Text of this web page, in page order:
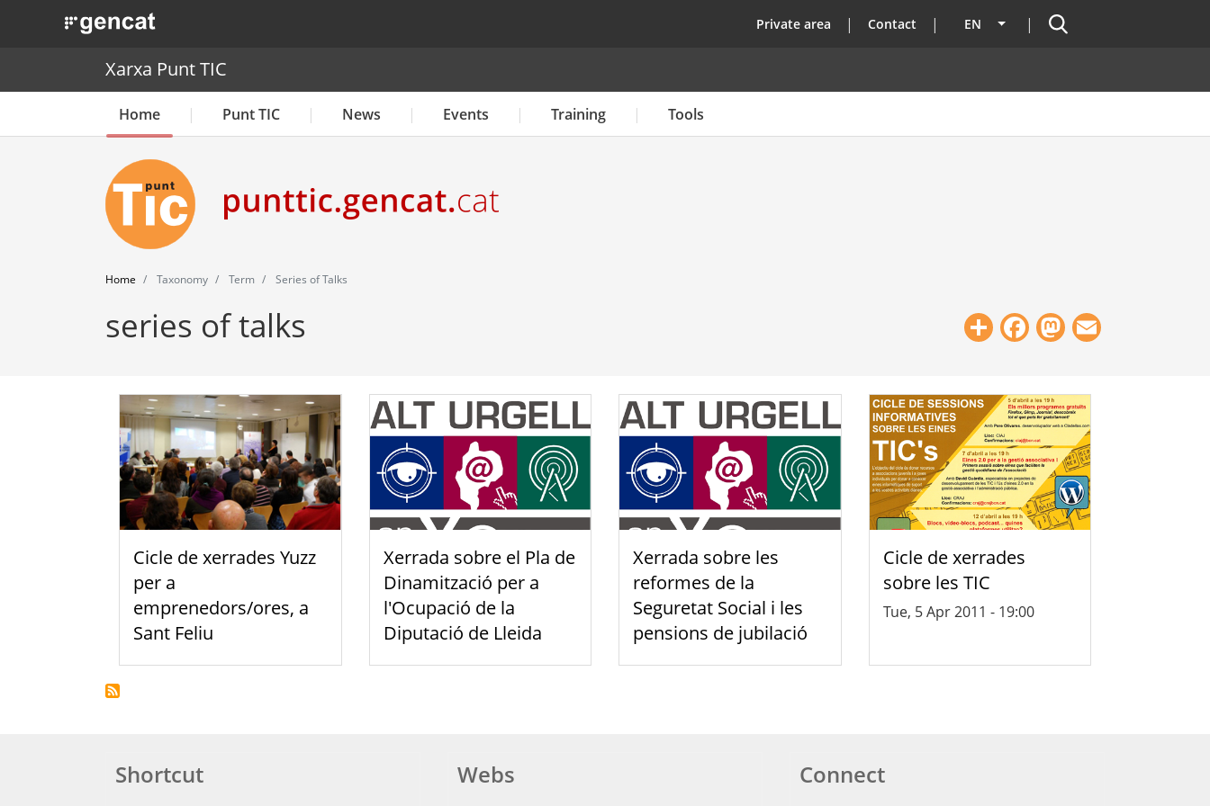
. Obre en una nova finestra. top
Private area Contact EN List additional actions
Search
Xarxa Punt TIC
Home Punt TIC News Events Training Tools
Home Taxonomy Term Series of Talks
series of talks ShareFacebook
Mastodon
Cicle de xerrades Yuzz
per a
emprenedors/ores, a
Sant Feliu
Xerrada sobre el Pla de
Dinamització per a
l'Ocupació de la
Diputació de Lleida
Xerrada sobre les
reformes de la
Seguretat Social i les
pensions de jubilació
Cicle de xerrades
sobre les TIC
Tue, 5 Apr 2011 - 19:00
Shortcut Webs Connect